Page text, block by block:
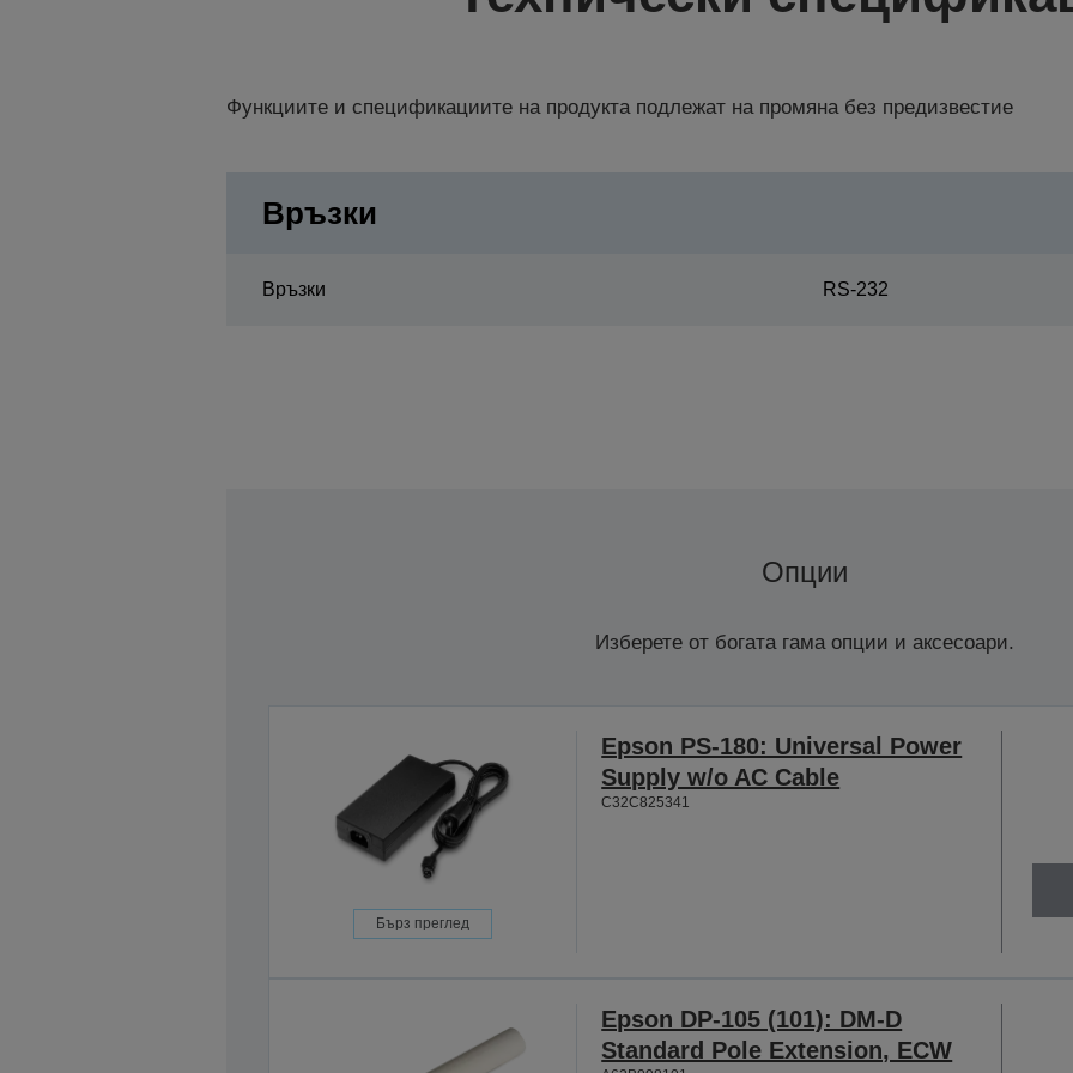
Функциите и спецификациите на продукта подлежат на промяна без предизвестие
Връзки
Връзки RS-232
Опции
Изберете от богата гама опции и аксесоари.
Бърз преглед
Epson PS-180: Universal Power
Supply w/o AC Cable
C32C825341
Epson DP-105 (101): DM-D
Standard Pole Extension, ECW